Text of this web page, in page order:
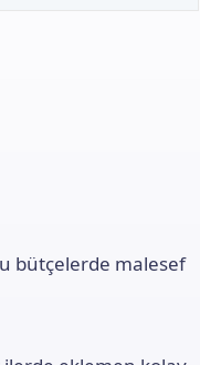
bütçelerde malesef